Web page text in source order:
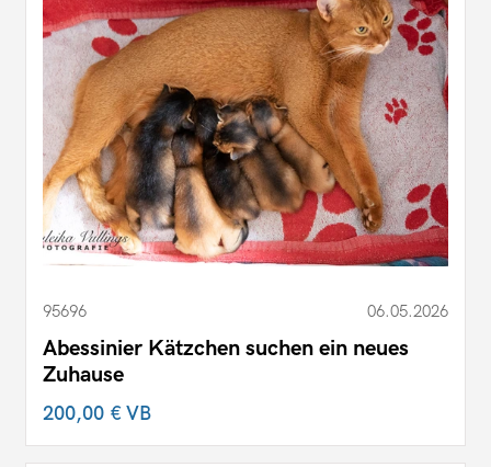
95696 06.05.2026
Abessinier Kätzchen suchen ein neues
Zuhause
200,00 €VB